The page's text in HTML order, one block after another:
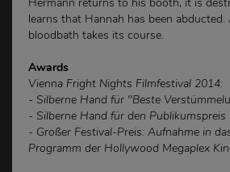
Hermann returns to his booth, it is
learns that Hannah has been abducted.
bloodbath takes its course.
Awards
Vienna Fright Nights Filmfestival 2014:
- Silberne Hand für "Beste
- Silberne Hand für den Publikumspreis
- Großer Festival-Preis: Aufnahme in
Programm der Hollywood Megaplex